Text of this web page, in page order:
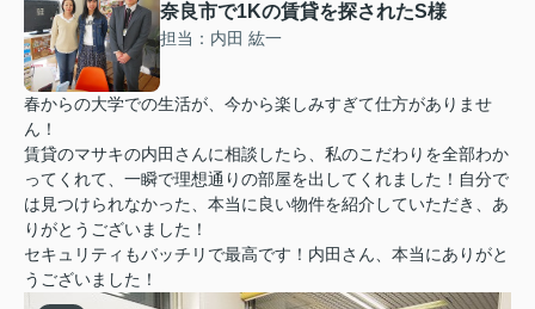
奈良市で1Kの賃貸を探されたS様
担当：内田 紘一
春からの大学での生活が、今から楽しみすぎて仕方がありませ
ん！
賃貸のマサキの内田さんに相談したら、私のこだわりを全部わか
ってくれて、一瞬で理想通りの部屋を出してくれました！自分で
は見つけられなかった、本当に良い物件を紹介していただき、あ
りがとうございました！
セキュリティもバッチリで最高です！内田さん、本当にありがと
うございました！